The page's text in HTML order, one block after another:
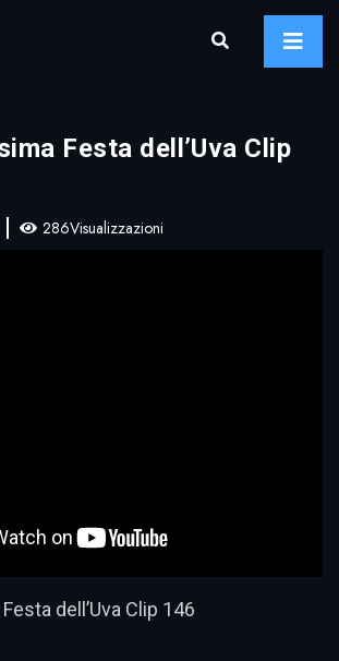
Festa dell’Uva Clip
286Visualizzazioni
dell’Uva Clip 146